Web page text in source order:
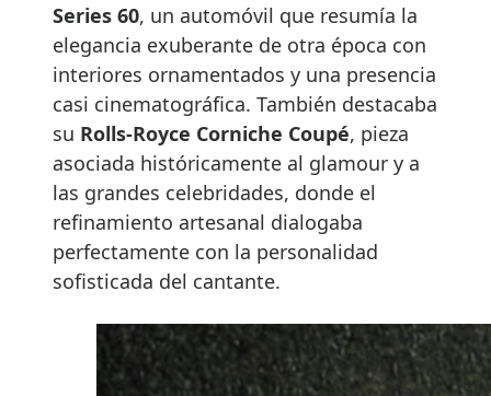
Series 60, un automóvil que resumía la
elegancia exuberante de otra época con
interiores ornamentados y una presencia
casi cinematográfica. También destacaba
su Rolls-Royce Corniche Coupé, pieza
asociada históricamente al glamour y a
las grandes celebridades, donde el
refinamiento artesanal dialogaba
perfectamente con la personalidad
sofisticada del cantante.